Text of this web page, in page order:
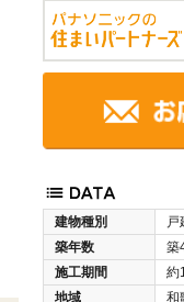
建物種別
戸
築年数
築
施工期間
約
地域
和